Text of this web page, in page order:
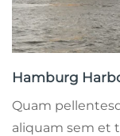
Hamburg
Quam
aliquam sem et